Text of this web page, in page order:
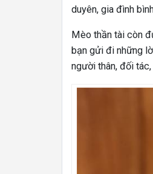
duyên, gia đình
Mèo thần tài còn
bạn gửi đi những
người thân, đối